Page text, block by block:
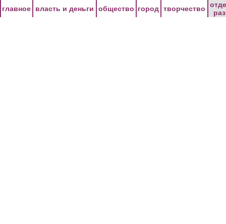
главное власть и деньги общество город творчество